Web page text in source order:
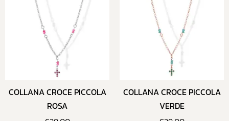
COLLANA CROCE PICCOLA
ROSA
COLLANA CROCE PICCOLA
VERDE